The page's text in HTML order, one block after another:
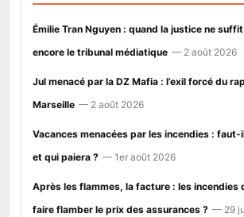
Émilie Tran Nguyen : quand la justice ne
encore le tribunal médiatique — 2 août 2026
Jul menacé par la DZ Mafia : l’exil forcé du
Marseille — 2 août 2026
Vacances menacées par les incendies :
et qui paiera ? — 1er août 2026
Après les flammes, la facture : les incendies
faire flamber le prix des assurances ? — 29